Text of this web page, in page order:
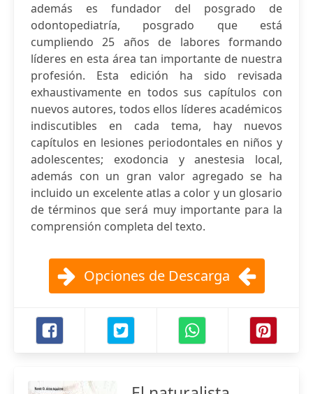
además es fundador del posgrado de
odontopediatría, posgrado que está
cumpliendo 25 años de labores formando
líderes en esta área tan importante de nuestra
profesión. Esta edición ha sido revisada
exhaustivamente en todos sus capítulos con
nuevos autores, todos ellos líderes académicos
indiscutibles en cada tema, hay nuevos
capítulos en lesiones periodontales en niños y
adolescentes; exodoncia y anestesia local,
además con un gran valor agregado se ha
incluido un excelente atlas a color y un glosario
de términos que será muy importante para la
comprensión completa del texto.
Opciones de Descarga